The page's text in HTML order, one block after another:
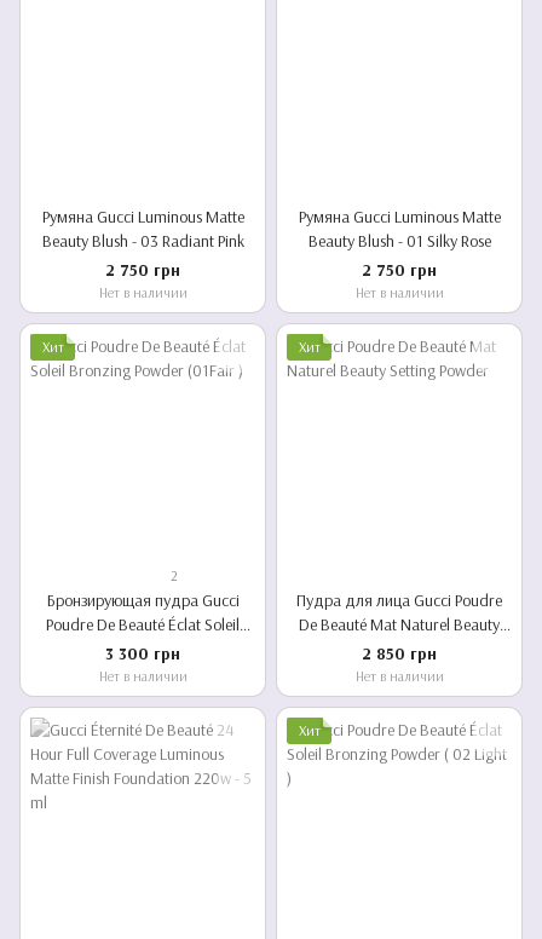
Румяна Gucci Luminous Matte
Beauty Blush - 03 Radiant Pink
2 750 грн
Нет в наличии
Румяна Gucci Luminous Matte
Beauty Blush - 01 Silky Rose
2 750 грн
Нет в наличии
Хит
2
Бронзирующая пудра Gucci
Poudre De Beauté Éclat Soleil
Bronzing Powder (01Fair )
3 300 грн
Нет в наличии
Хит
Пудра для лица Gucci Poudre
De Beauté Mat Naturel Beauty
Setting Powder ( оттенок 01 )
2 850 грн
Нет в наличии
Хит